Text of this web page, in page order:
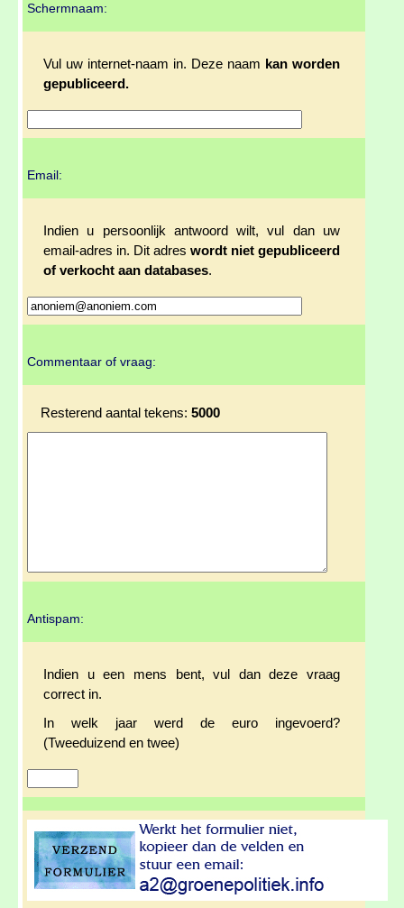
Schermnaam:
Vul uw internet-naam in. Deze naam kan worden
gepubliceerd.
Email:
Indien u persoonlijk antwoord wilt, vul dan uw
email-adres in. Dit adres wordt niet gepubliceerd
of verkocht aan databases.
Commentaar of vraag:
Resterend aantal tekens: 5000
Antispam:
Indien u een mens bent, vul dan deze vraag
correct in.
In welk jaar werd de euro ingevoerd?
(Tweeduizend en twee)